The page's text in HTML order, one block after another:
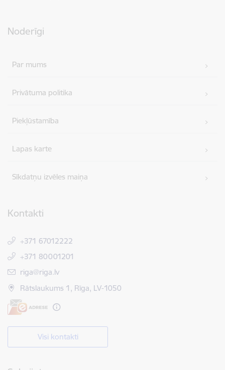
Noderīgi
Par mums
Privātuma politika
Piekļūstamība
Lapas karte
Sīkdatņu izvēles maiņa
Kontakti
+371 67012222
+371 80001201
E-pasts:
riga@riga.lv
Rātslaukums 1, Rīga, LV-1050
Visi kontakti